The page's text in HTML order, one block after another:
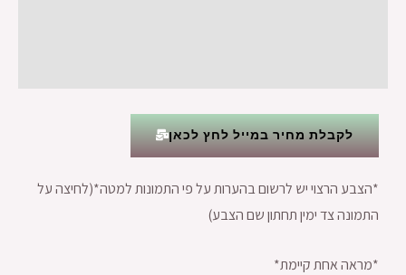
לקבלת מחיר במייל לחץ לכאן
*הצבע הרצוי יש לרשום בהערות על פי התמונות למטה*(לחיצה על
התמונה צד ימין תחתון שם הצבע)
*מראה אחת קיימת*